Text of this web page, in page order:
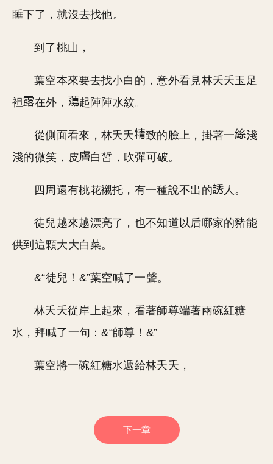
睡下了，就沒去找他。
到了桃山，
葉空本來要去找小白的，意外看見林夭夭玉足
袒
在外， 起陣陣水紋。
從側面看來，林夭夭 致的臉上，掛著一
淺
淺的微笑，皮
白皙，吹彈可破。
四周還有桃花襯托，有一種說不出的 人。
徒兒越來越漂亮了，也不知道以后哪家的豬能
供到這顆大大白菜。
&“徒兒！&”葉空喊了一聲。
林夭夭從岸上起來，看著師尊端著兩碗紅糖
水，拜喊了一句：&“師尊！&”
葉空將一碗紅糖水遞給林夭夭，
下一章